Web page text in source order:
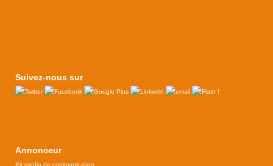
Suivez-nous sur
Annonceur
Kit media de communication